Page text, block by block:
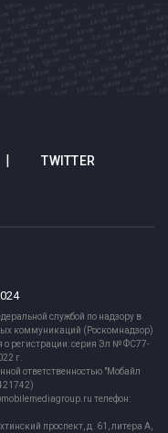
TWITTER
службой по надзору в
коммуникаций (Роскомнадзор)
о регистрации: серия Эл № ФС77-
г.
ответственностью "Мобайл
телефон:
проспект, д. 61, литера А,